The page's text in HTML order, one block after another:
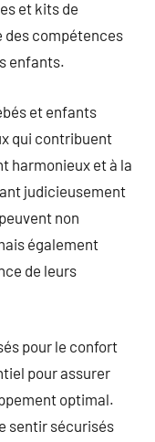
et kits de
des compétences
enfants.
et enfants
qui contribuent
harmonieux et à la
judicieusement
non
également
de leurs
pour le confort
pour assurer
optimal.
sentir sécurisés